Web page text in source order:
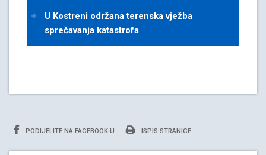
U Kostreni održana terenska vježba
sprečavanja katastrofa
PODIJELITE NA FACEBOOK-U ISPIS STRANICE